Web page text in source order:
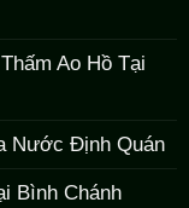
Ao Hồ Tại
Nước Định Quán
Bình Chánh